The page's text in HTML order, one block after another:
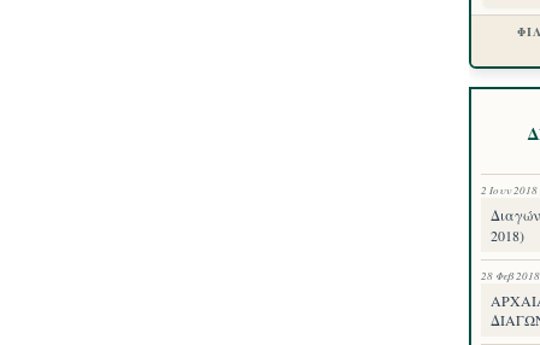
2 Ιουν 2018
2018)
28 Φεβ 2018